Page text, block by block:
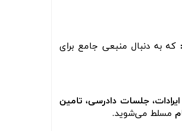
که به دنبال منبعی جامع برای
جلسات دادرسی، تامین
مسلط می‌شوید.